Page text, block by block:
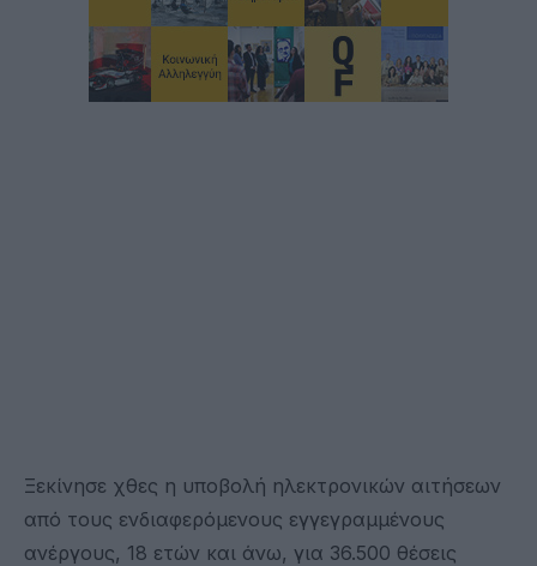
Ξεκίνησε χθες η υποβολή ηλεκτρονικών αιτήσεων
από τους ενδιαφερόμενους εγγεγραμμένους
ανέργους, 18 ετών και άνω, για 36.500 θέσεις